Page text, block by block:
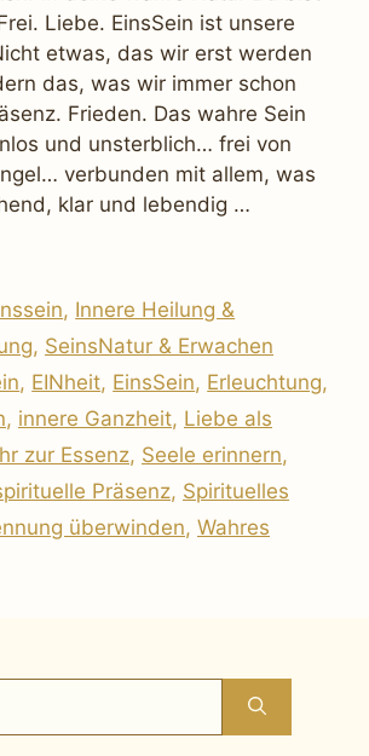
Liebe. EinsSein ist unsere
etwas, das wir erst werden
das, was wir immer schon
Frieden. Das wahre Sein
und unsterblich… frei von
verbunden mit allem, was
klar und lebendig …
, Innere Heilung &
, SeinsNatur & Erwachen
, EINheit, EinsSein, Erleuchtung,
, innere Ganzheit, Liebe als
zur Essenz, Seele erinnern,
Präsenz, Spirituelles
überwinden, Wahres